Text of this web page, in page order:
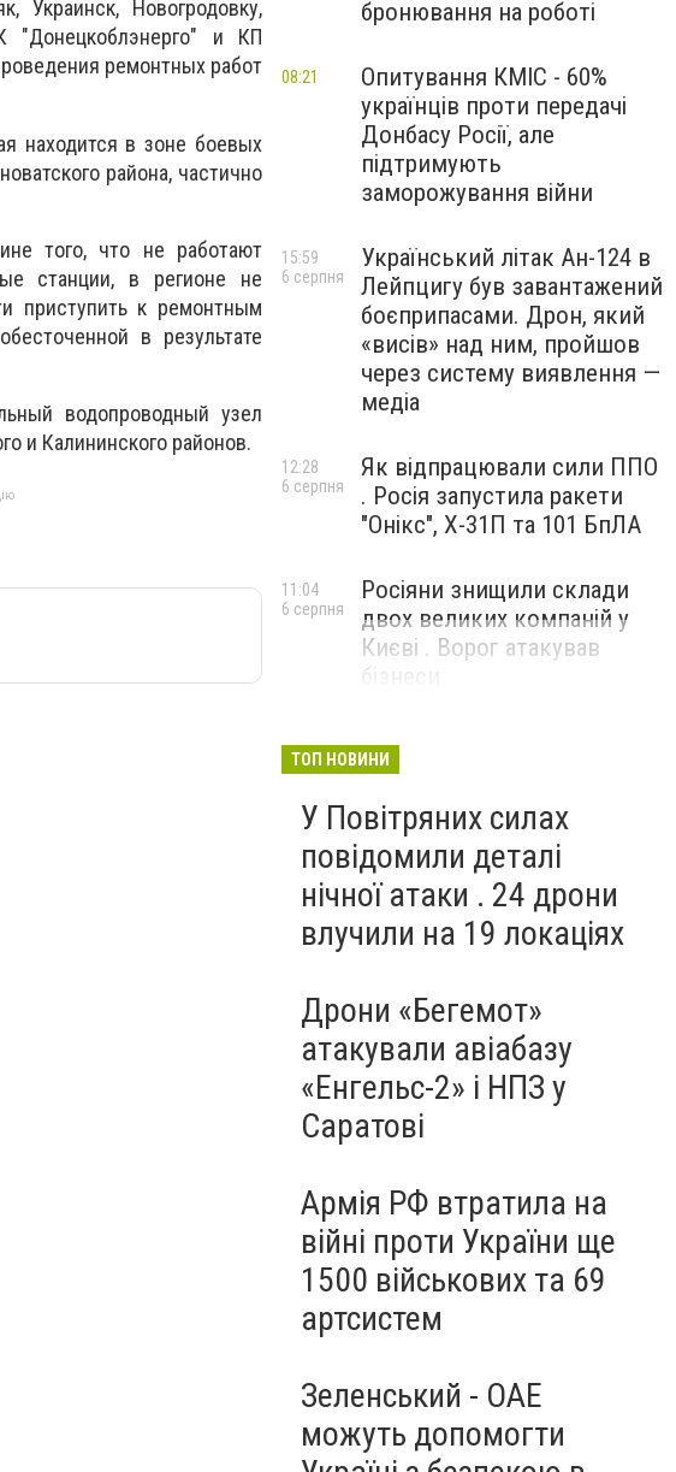
Украинск, Новогродовку,
"Донецкоблэнерго" и КП
ремонтных работ
находится в зоне боевых
района, частично
того, что не работают
станции, в регионе не
приступить к ремонтным
в результате
водопроводный узел
и Калининского районов.
бронювання на роботі
Опитування КМІС - 60%
українців проти передачі
Донбасу Росії, але
підтримують
заморожування війни
08:21
Український літак Ан-124 в
Лейпцигу був завантажений
боєприпасами. Дрон, який
«висів» над ним, пройшов
через систему виявлення —
медіа
15:59
6 серпня
Як відпрацювали сили ППО
. Росія запустила ракети
"Онікс", Х-31П та 101 БпЛА
12:28
6 серпня
Росіяни знищили склади
двох великих компаній у
Києві . Ворог атакував
бізнеси
11:04
6 серпня
ТОП НОВИНИ
У Повітряних силах
повідомили деталі
нічної атаки . 24 дрони
влучили на 19 локаціях
Дрони «Бегемот»
атакували авіабазу
«Енгельс-2» і НПЗ у
Саратові
Армія РФ втратила на
війні проти України ще
1500 військових та 69
артсистем
Зеленський - ОАЕ
можуть допомогти